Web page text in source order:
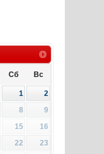
Сб Вс
1
2
8
9
15
16
22
23